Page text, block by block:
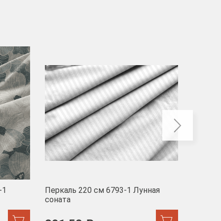
Перкаль 220 см 6793-1 Лунная
соната